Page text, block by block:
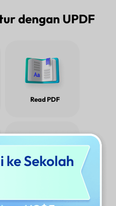
dengan UPDF
Read PDF
ke Sekolah